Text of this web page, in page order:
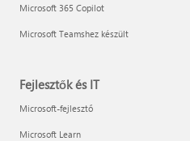
Microsoft 365 Copilot
Microsoft Teamshez készült
Fejlesztők és IT
Microsoft-fejlesztő
Microsoft Learn